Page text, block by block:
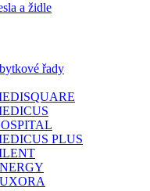
a židle
řady
PLUS